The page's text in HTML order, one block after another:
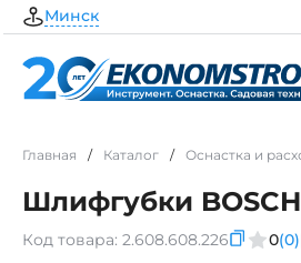
Минск
Главная / Каталог / Оснастка и
Шлифгубки
Код товара: 2.608.608.226 0(0)